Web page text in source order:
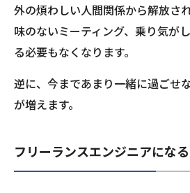
外の煩わしい人間関係から解放さ
味のないミーティング、乗り気が
る必要もなくなります。
逆に、今まであまり一緒に過ごせ
が増えます。
フリーランスエンジニアにな